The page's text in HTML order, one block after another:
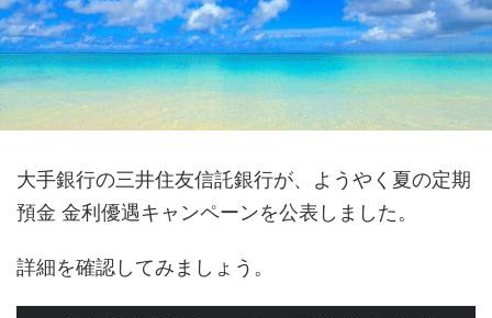
大手銀行の三井住友信託銀行が、ようやく夏の定期
預金 金利優遇キャンペーンを公表しました。
詳細を確認してみましょう。